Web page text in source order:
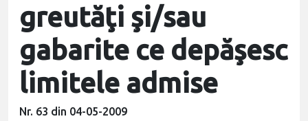
greutăţi şi/sau
gabarite ce depăşesc
limitele admise
Nr. 63 din 04-05-2009